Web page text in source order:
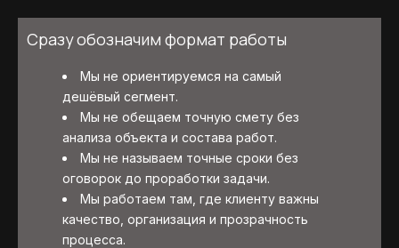
Сразу обозначим формат работы
Мы не ориентируемся на самый
дешёвый сегмент.
Мы не обещаем точную смету без
анализа объекта и состава работ.
Мы не называем точные сроки без
оговорок до проработки задачи.
Мы работаем там, где клиенту важны
качество, организация и прозрачность
процесса.